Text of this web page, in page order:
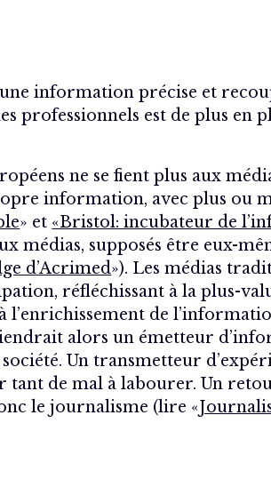
information précise et
est de plus en
ne se fient plus aux
information, avec plus ou
» et «Bristol: incubateur de
médias, supposés être eux-
d’Acrimed»). Les médias
réfléchissant à la plus-
l’enrichissement de
alors un émetteur
Un transmetteur
de mal à labourer. Un
le journalisme (lire «